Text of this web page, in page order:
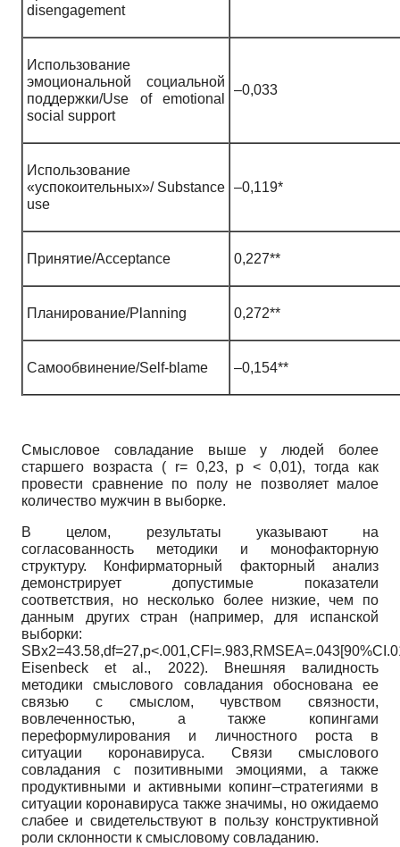
disengagement
Использование
эмоциональной социальной
поддержки/Use of emotional
social support
–0,033
Использование
«успокоительных»/ Substance
use
–0,119*
Принятие/Acceptance 0,227**
Планирование/Planning 0,272**
Самообвинение/Self-blame –0,154**
Смысловое совладание выше у людей более
старшего возраста ( r= 0,23, p < 0,01), тогда как
провести сравнение по полу не позволяет малое
количество мужчин в выборке.
В целом, результаты указывают на
согласованность методики и монофакторную
структуру. Конфирматорный факторный анализ
демонстрирует допустимые показатели
соответствия, но несколько более низкие, чем по
данным других стран (например, для испанской
выборки:
Eisenbeck et al., 2022). Внешняя валидность
методики смыслового совладания обоснована ее
связью с смыслом, чувством связности,
вовлеченностью, а также копингами
переформулирования и личностного роста в
ситуации коронавируса. Связи смыслового
совладания с позитивными эмоциями, а также
продуктивными и активными копинг–стратегиями в
ситуации коронавируса также значимы, но ожидаемо
слабее и свидетельствуют в пользу конструктивной
роли склонности к смысловому совладанию.